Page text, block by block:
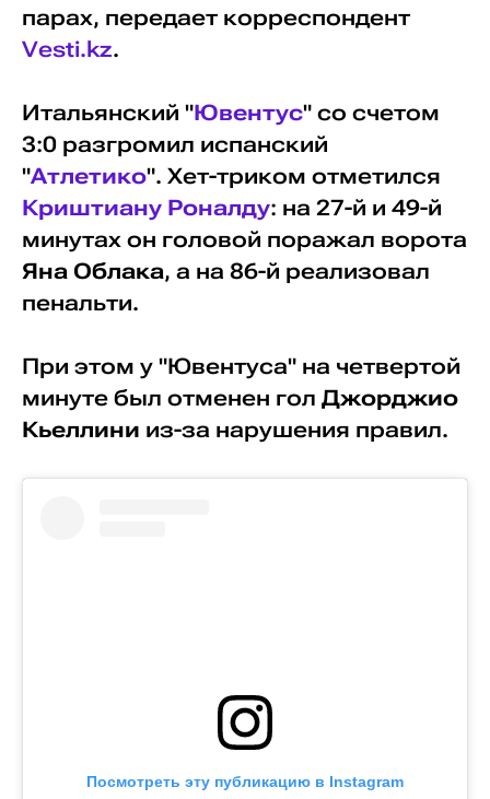
парах, передает корреспондент
Vesti.kz.
Итальянский "Ювентус" со счетом
3:0 разгромил испанский
"Атлетико". Хет-триком отметился
Криштиану Роналду: на 27-й и 49-й
минутах он головой поражал ворота
Яна Облака, а на 86-й реализовал
пенальти.
При этом у "Ювентуса" на четвертой
минуте был отменен гол Джорджио
Кьеллини из-за нарушения правил.
Посмотреть эту публикацию в Instagram